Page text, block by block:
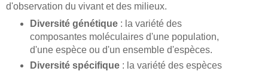
d'observation du vivant et des milieux.
Diversité génétique : la variété des
composantes moléculaires d'une population,
d'une espèce ou d'un ensemble d'espèces.
Diversité spécifique: la variété des espèces